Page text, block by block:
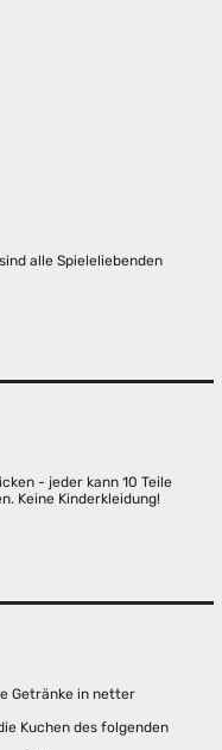
alle Spieleliebenden
- jeder kann 10 Teile
Keine Kinderkleidung!
Getränke in netter
Kuchen des folgenden